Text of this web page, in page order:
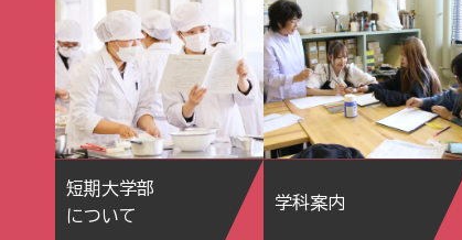
短期大学部
について
学科案内